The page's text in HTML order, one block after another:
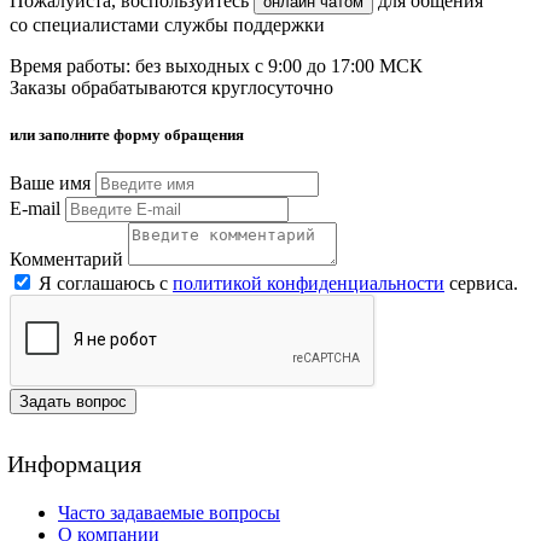
со специалистами службы поддержки
Время работы: без выходных с 9:00 до 17:00 МСК
Заказы обрабатываются круглосуточно
или заполните форму обращения
Ваше имя
E-mail
Комментарий
Я соглашаюсь с политикой конфиденциальности сервиса.
Задать вопрос
Информация
Часто задаваемые вопросы
О компании